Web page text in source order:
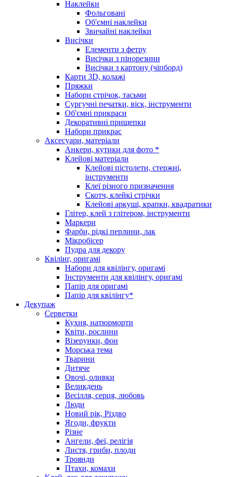
Наклейки
Фольговані
Об'ємні наклейки
Звичайні наклейки
Висічки
Елементи з фетру
Висічки з пінорезини
Висічки з картону (чіпборд)
Карти 3D, колажі
Пряжки
Набори стрічок, тасьми
Сургучні печатки, віск, інструменти
Об'ємні прикраси
Декоративні прищепки
Набори прикрас
Аксесуари, матеріали
Анкери, кутики для фото *
Клейові матеріали
Клейові пістолети, стержні,
інструменти
Клеї різного призначення
Скотч, клейкі стрічки
Клейові аркуші, крапки, квадратики
Глітер, клей з глітером, інструменти
Маркери
Фарби, рідкі перлини, лак
Мікробісер
Пудра для декору
Квілінг, оригамі
Набори для квілінгу, оригамі
Інструменти для квілінгу, оригамі
Папір для оригамі
Папір для квілінгу*
Декупаж
Серветки
Кухня, натюрморти
Квіти, рослини
Візерунки, фон
Морська тема
Тварини
Дитяче
Овочі, оливки
Великдень
Весілля, серця, любовь
Люди
Новий рік, Різдво
Ягоди, фрукти
Різне
Ангели, феї, релігія
Листя, гриби, плоди
Троянди
Птахи, комахи